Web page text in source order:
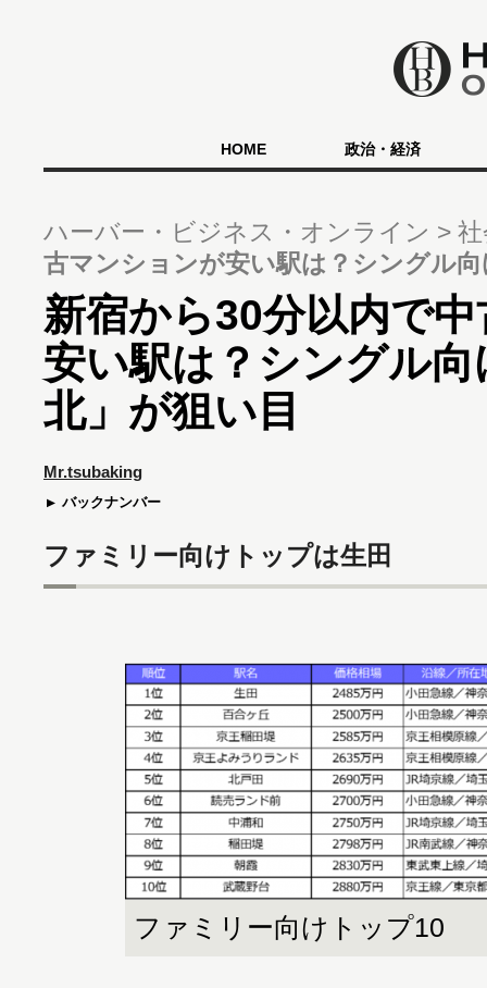
HOME 政治・経済
ハーバー・ビジネス・オンライン
古マンションが安い駅は？シングル
新宿から30分以内で
安い駅は？シングル
北」が狙い目
Mr.tsubaking
バックナンバー
ファミリー向けトップは生田
ファミリー向けトップ10